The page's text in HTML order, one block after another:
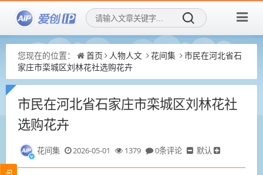
您现在的位置： 首页 人物人文 花间集
市民在河北省石
家庄市栾城区刘林花社选购花卉
市民在河北省石家庄市栾城区刘林花社
选购花卉
花间集 2026-05-01 1379 0条评论 默认